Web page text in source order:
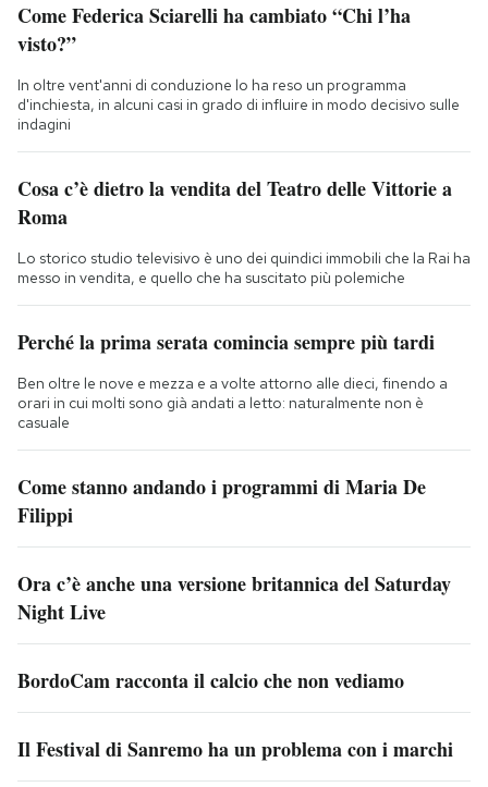
Come Federica Sciarelli ha cambiato “Chi l’ha
visto?”
In oltre vent'anni di conduzione lo ha reso un programma
d'inchiesta, in alcuni casi in grado di influire in modo decisivo sulle
indagini
Cosa c’è dietro la vendita del Teatro delle Vittorie a
Roma
Lo storico studio televisivo è uno dei quindici immobili che la Rai ha
messo in vendita, e quello che ha suscitato più polemiche
Perché la prima serata comincia sempre più tardi
Ben oltre le nove e mezza e a volte attorno alle dieci, finendo a
orari in cui molti sono già andati a letto: naturalmente non è
casuale
Come stanno andando i programmi di Maria De
Filippi
Ora c’è anche una versione britannica del Saturday
Night Live
BordoCam racconta il calcio che non vediamo
Il Festival di Sanremo ha un problema con i marchi